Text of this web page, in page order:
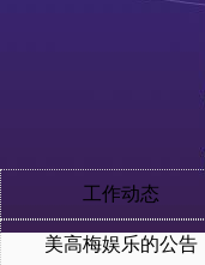
工作动态
美高梅娱乐的公告